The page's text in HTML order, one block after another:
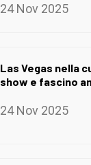
24 Nov 2025
Las Vegas nella
show e fascino
24 Nov 2025